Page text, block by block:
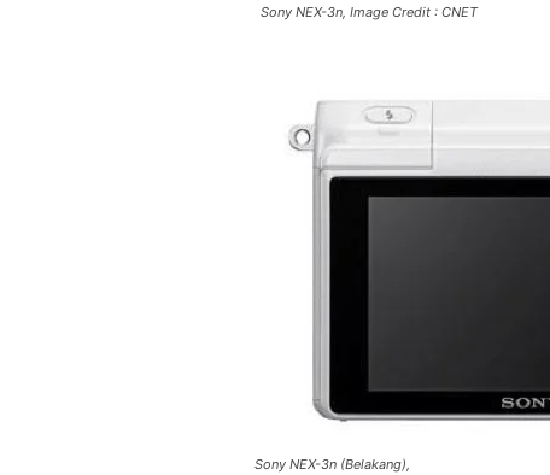
Sony NEX-3n, Image Credit : CNET
Sony NEX-3n (Belakang),